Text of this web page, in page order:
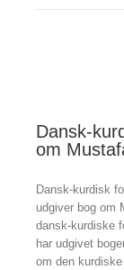
Dansk-
om
Dansk-kurdisk
udgiver bog om
dansk-kurdiske
har udgivet
om den